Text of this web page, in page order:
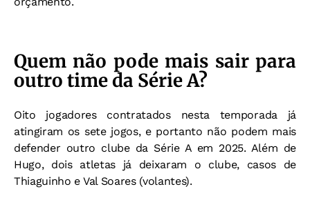
Quem não pode mais sair para
outro time da Série A?
Oito jogadores contratados nesta temporada já
atingiram os sete jogos, e portanto não podem mais
defender outro clube da Série A em 2025. Além de
Hugo, dois atletas já deixaram o clube, casos de
Thiaguinho e Val Soares (volantes).